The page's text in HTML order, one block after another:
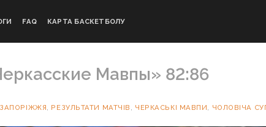
FAQ КАРТА БАСКЕТБОЛУ
Мавпы» 82:86
РЕЗУЛЬТАТИ МАТЧІВ ЧЕРКАСЬКІ МАВПИ ЧОЛОВІЧА